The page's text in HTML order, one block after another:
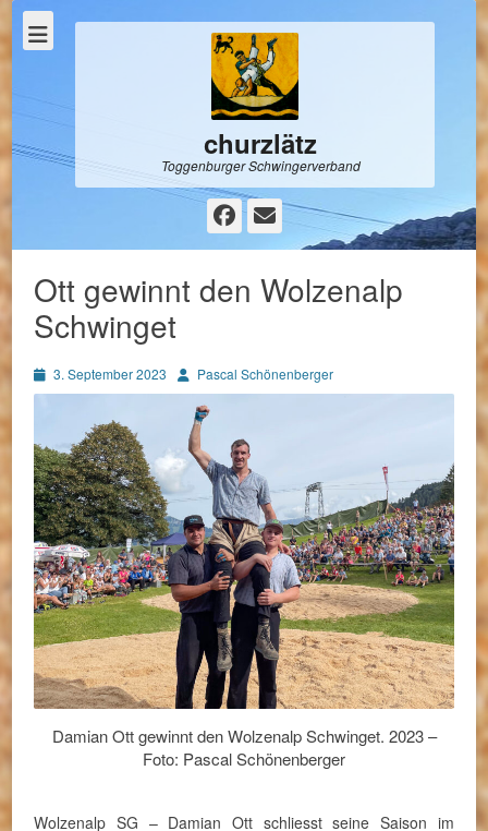
churzlätz
Toggenburger Schwingerverband
Facebook
E-
Mail
Ott gewinnt den Wolzenalp
Schwinget
Posted
on
3. September 2023 AutorPascal Schönenberger
Damian Ott gewinnt den Wolzenalp Schwinget. 2023 –
Foto: Pascal Schönenberger
Wolzenalp SG – Damian Ott schliesst seine Saison im